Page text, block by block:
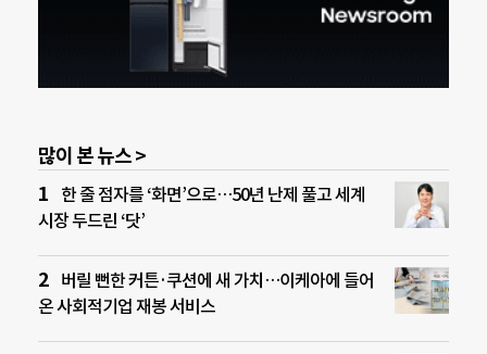
많이 본 뉴스 >
한 줄 점자를 ‘화면’으로…50년 난제 풀고 세계
시장 두드린 ‘닷’
버릴 뻔한 커튼·쿠션에 새 가치…이케아에 들어
온 사회적기업 재봉 서비스